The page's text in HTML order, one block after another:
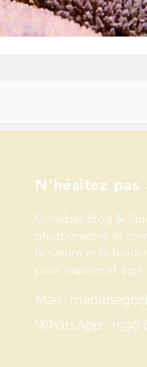
N'hésitez pas
Coraïbes Blog &
photographie et
la nature et la
pour inspirer et agir.
Mail :
WhatsApp : +590